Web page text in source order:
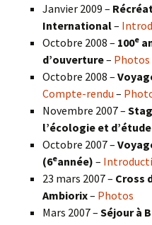
Janvier 2009 –
International–
Octobre 2008 – 100e
d’ouverture– Photos
Octobre 2008 –
Compte-rendu –
Novembre 2007 –
l’écologie et
Octobre 2007 –
(6eannée) –
23 mars 2007 – Cross
Ambiorix– Photos
Mars 2007 – Séjour à